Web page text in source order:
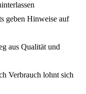
geben Hinweise auf
aus Qualität und
Verbrauch lohnt sich